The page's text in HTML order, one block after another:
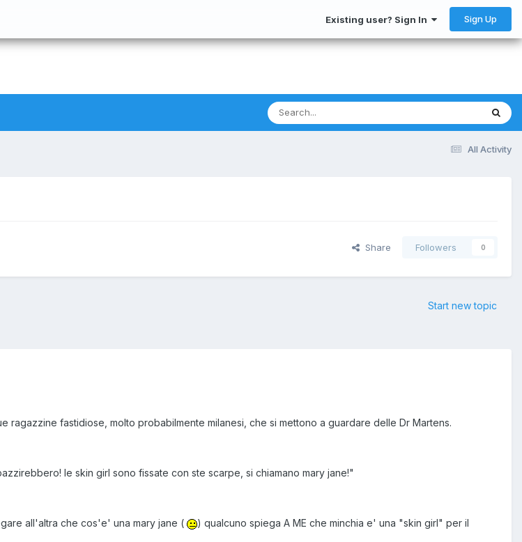
Existing user? Sign In Sign Up
All Activity
Share Followers 0
Start new topic
ragazzine fastidiose, molto probabilmente milanesi, che si mettono a guardare delle Dr Martens.
le skin girl sono fissate con ste scarpe, si chiamano mary jane!"
all'altra che cos'e' una mary jane (
) qualcuno spiega A ME che minchia e' una "skin girl" per il